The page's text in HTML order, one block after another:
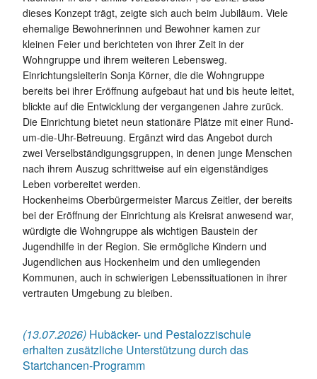
dieses Konzept trägt, zeigte sich auch beim Jubiläum. Viele
ehemalige Bewohnerinnen und Bewohner kamen zur
kleinen Feier und berichteten von ihrer Zeit in der
Wohngruppe und ihrem weiteren Lebensweg.
Einrichtungsleiterin Sonja Körner, die die Wohngruppe
bereits bei ihrer Eröffnung aufgebaut hat und bis heute leitet,
blickte auf die Entwicklung der vergangenen Jahre zurück.
Die Einrichtung bietet neun stationäre Plätze mit einer Rund-
um-die-Uhr-Betreuung. Ergänzt wird das Angebot durch
zwei Verselbständigungsgruppen, in denen junge Menschen
nach ihrem Auszug schrittweise auf ein eigenständiges
Leben vorbereitet werden.
Hockenheims Oberbürgermeister Marcus Zeitler, der bereits
bei der Eröffnung der Einrichtung als Kreisrat anwesend war,
würdigte die Wohngruppe als wichtigen Baustein der
Jugendhilfe in der Region. Sie ermögliche Kindern und
Jugendlichen aus Hockenheim und den umliegenden
Kommunen, auch in schwierigen Lebenssituationen in ihrer
vertrauten Umgebung zu bleiben.
(13.07.2026) Hubäcker- und Pestalozzischule
erhalten zusätzliche Unterstützung durch das
Startchancen-Programm